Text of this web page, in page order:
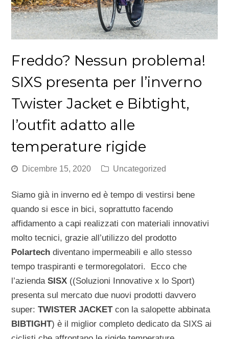
Freddo? Nessun problema!
SIXS presenta per l’inverno
Twister Jacket e Bibtight,
l’outfit adatto alle
temperature rigide
Dicembre 15, 2020 Uncategorized
Siamo già in inverno ed è tempo di vestirsi bene
quando si esce in bici, soprattutto facendo
affidamento a capi realizzati con materiali innovativi
molto tecnici, grazie all’utilizzo del prodotto
Polartech diventano impermeabili e allo stesso
tempo traspiranti e termoregolatori. Ecco che
l’aziendaSISX ((Soluzioni Innovative x lo Sport)
presenta sul mercato due nuovi prodotti davvero
super:TWISTER JACKETcon la salopette abbinata
BIBTIGHT) è il miglior completo dedicato da SIXS ai